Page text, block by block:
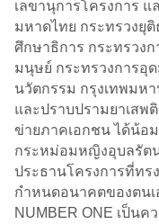
เลขานุการโครงการ
มหาดไทย กระทรวงยุ
ศึกษาธิการ กระทรวง
มนุษย์ กระทรวงการอุ
นวัตกรรม กรุงเทพมห
และปราบปรามยาเสพ
ข่ายภาคเอกชน ได้น้อ
กระหม่อมหญิงอุบลรั
ประธานโครงการที่ทร
กำหนดอนาคตของตนเ
NUMBER ONE เป็น